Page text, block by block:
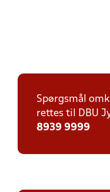
Spørgsmål
rettes til DBU
8939 9999